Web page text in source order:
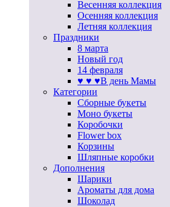
Весенняя коллекция
Осенняя коллекция
Летняя коллекция
Праздники
8 марта
Новый год
14 февраля
♥ ♥ ♥В день Мамы
Категории
Сборные букеты
Моно букеты
Коробочки
Flower box
Корзины
Шляпные коробки
Дополнения
Шарики
Ароматы для дома
Шоколад